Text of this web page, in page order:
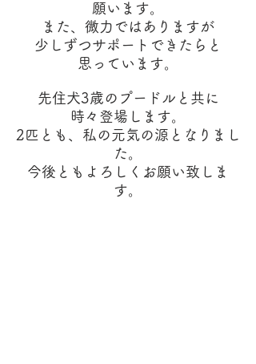
願います。
また、微力ではありますが
少しずつサポートできたらと
思っています。
先住犬3歳のプードルと共に
時々登場します。
2匹とも、私の元気の源となりまし
た。
今後ともよろしくお願い致しま
す。